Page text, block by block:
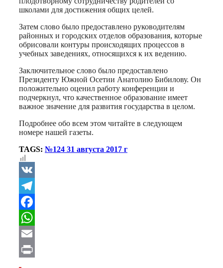
школами для достижения общих целей.
Затем слово было предоставлено руководителям
районных и городских отделов образования, которые
обрисовали контуры происходящих процессов в
учебных заведениях, относящихся к их ведению.
Заключительное слово было предоставлено
Президенту Южной Осетии Анатолию Бибилову. Он
положительно оценил работу конференции и
подчеркнул, что качественное образование имеет
важное значение для развития государства в целом.
Подробнее обо всем этом читайте в следующем
номере нашей газеты.
TAGS: №124 31 августа 2017 г
VK
Telegram
Facebook
WhatsApp
Email
Print